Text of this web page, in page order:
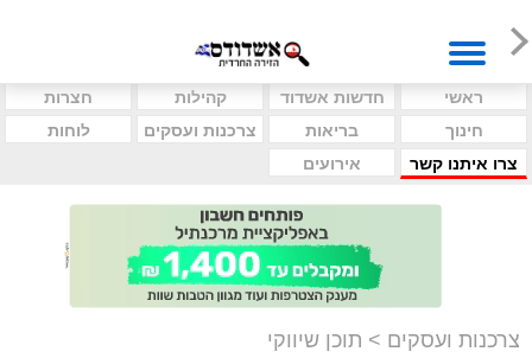
ראשי חדשות אשדוד קהילות
חצרות
חינוך
בריאות צרכנות ועסקים
לוחות
צרו איתנו קשר
אירועים
צרכנות ועסקים > תוכן שיווקי